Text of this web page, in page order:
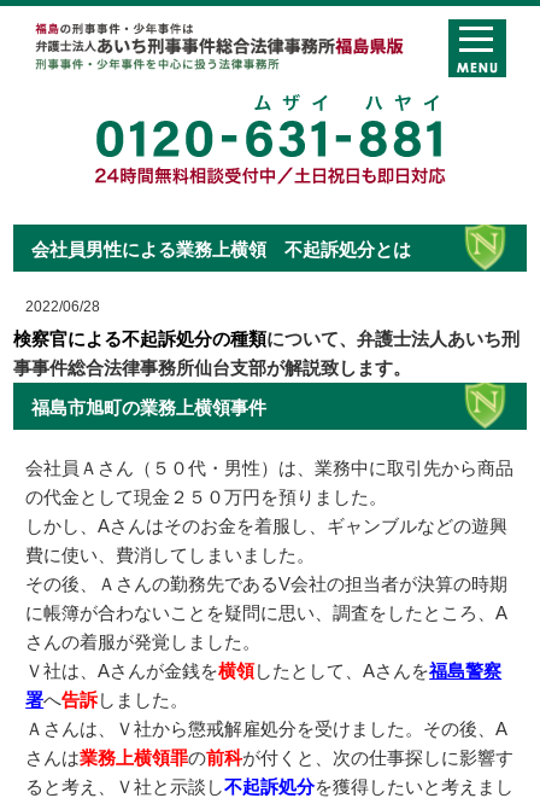
会社員男性による業務上横領 不起訴処分とは
2022/06/28
検察官による不起訴処分の種類について、弁護士法人あいち刑
事事件総合法律事務所仙台支部が解説致します。
福島市旭町の業務上横領事件
会社員Ａさん（５０代・男性）は、業務中に取引先から商品
の代金として現金２５０万円を預りました。
しかし、Aさんはそのお金を着服し、ギャンブルなどの遊興
費に使い、費消してしまいました。
その後、Ａさんの勤務先であるV会社の担当者が決算の時期
に帳簿が合わないことを疑問に思い、調査をしたところ、A
さんの着服が発覚しました。
Ｖ社は、Aさんが金銭を横領したとして、Aさんを福島警察
署へ告訴しました。
Ａさんは、Ｖ社から懲戒解雇処分を受けました。その後、A
さんは業務上横領罪の前科が付くと、次の仕事探しに影響す
ると考え、Ｖ社と示談し不起訴処分を獲得したいと考えまし